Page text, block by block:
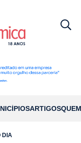
ARTIGOS
DIA